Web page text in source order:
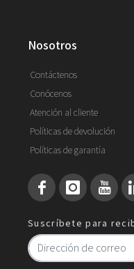
nosotros
Contáctenos
Conócenos
Atención al cliente
Políticas de devolución
Políticas de garantía
Suscríbete para